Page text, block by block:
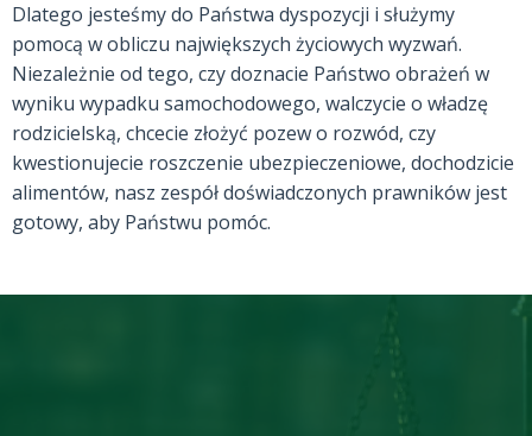
Dlatego jesteśmy do Państwa dyspozycji i służymy
pomocą w obliczu największych życiowych wyzwań.
Niezależnie od tego, czy doznacie Państwo obrażeń w
wyniku wypadku samochodowego, walczycie o władzę
rodzicielską, chcecie złożyć pozew o rozwód, czy
kwestionujecie roszczenie ubezpieczeniowe, dochodzicie
alimentów, nasz zespół doświadczonych prawników jest
gotowy, aby Państwu pomóc.